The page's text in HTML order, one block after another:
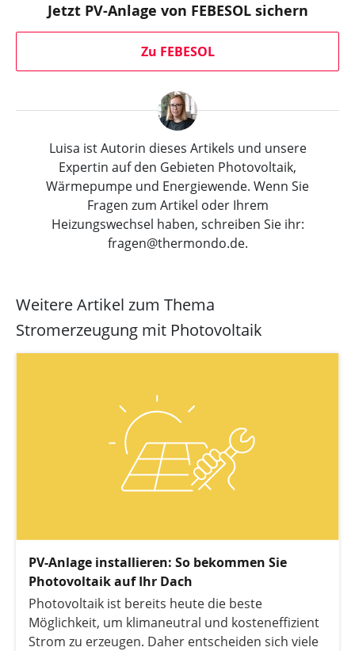
Jetzt PV-Anlage von FEBESOL sichern
Zu FEBESOL
Luisa ist Autorin dieses Artikels und unsere
Expertin auf den Gebieten Photovoltaik,
Wärmepumpe und Energiewende. Wenn Sie
Fragen zum Artikel oder Ihrem
Heizungswechsel haben, schreiben Sie ihr:
fragen@thermondo.de.
Weitere Artikel zum Thema
Stromerzeugung mit Photovoltaik
PV-Anlage installieren: So bekommen Sie
Photovoltaik auf Ihr Dach
Photovoltaik ist bereits heute die beste
Möglichkeit, um klimaneutral und kosteneffizient
Strom zu erzeugen. Daher entscheiden sich viele